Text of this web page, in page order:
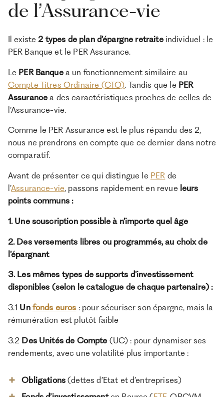
de l’Assurance-vie
Il existe 2 types de plan d’épargne retraiteindividuel : le
PER Banque et le PER Assurance.
Le PER Banquea un fonctionnement similaire au
Compte Titres Ordinaire (CTO). Tandis que le PER
Assurance a des caractéristiques proches de celles de
l’Assurance-vie.
Comme le PER Assurance est le plus répandu des 2,
nous ne prendrons en compte que ce dernier dans notre
comparatif.
Avant de présenter ce qui distingue le PER de
l’Assurance-vie, passons rapidement en revue leurs
points communs :
1. Une souscription possible à n’importe quel âge
2. Des versements libres ou programmés, au choix de
l’épargnant
3. Les mêmes types de supports d’investissement
disponibles (selon le catalogue de chaque partenaire) :
3.1 Un fonds euros : pour sécuriser son épargne, mais la
rémunération est plutôt faible
3.2 Des Unités de Compte (UC) : pour dynamiser ses
rendements, avec une volatilité plus importante :
Obligations (dettes d’Etat et d’entreprises)